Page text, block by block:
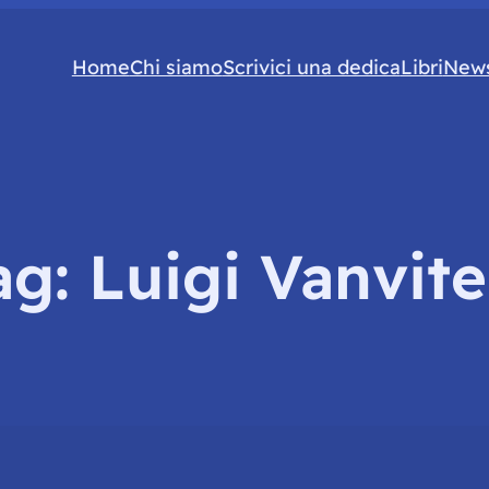
HomeChi siamoScrivici una dedicaLibri
Luigi